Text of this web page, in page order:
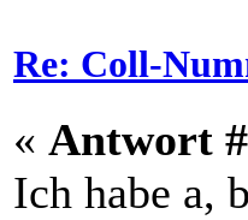
Re: Coll-
« Antwort
Ich habe a,